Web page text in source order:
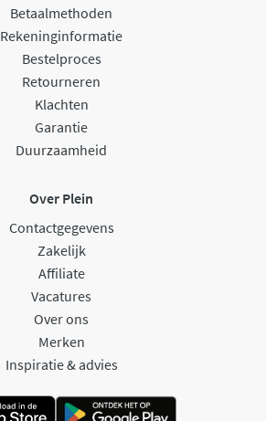
Betaalmethoden
Rekeninginformatie
Bestelproces
Retourneren
Klachten
Garantie
Duurzaamheid
Over Plein
Contactgegevens
Zakelijk
Affiliate
Vacatures
Over ons
Merken
Inspiratie & advies